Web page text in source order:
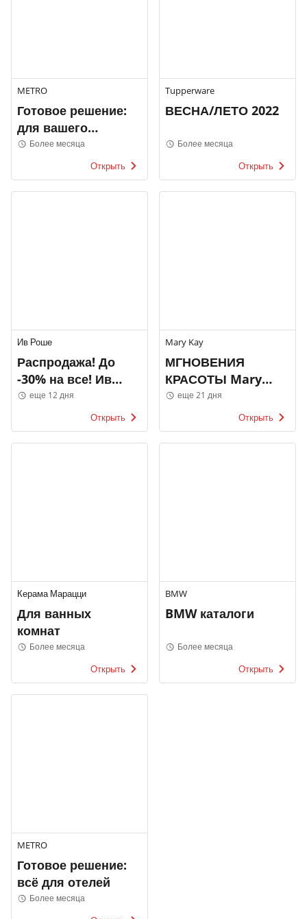
METRO
Готовое решение:
для вашего
фастфуд-меню
Более месяца
Открыть
Tupperware
ВЕСНА/ЛЕТО 2022
Более месяца
Открыть
Ив Роше
Распродажа! До
-30% на все! Ив
Роше
еще 12 дня
Открыть
Mary Kay
МГНОВЕНИЯ
КРАСОТЫ Mary
Kayеще 21 дня
Открыть
Керама Марацци
Для ванных
комнат
Более месяца
Открыть
BMW
BMW каталоги
Более месяца
Открыть
METRO
Готовое решение:
всё для отелей
Более месяца